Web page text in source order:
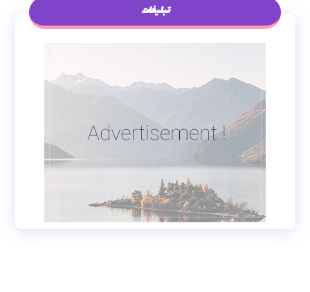
تبلیغات